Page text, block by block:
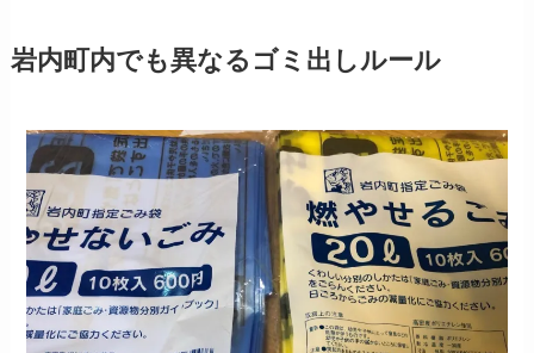
岩内町内でも異なるゴミ出しルール